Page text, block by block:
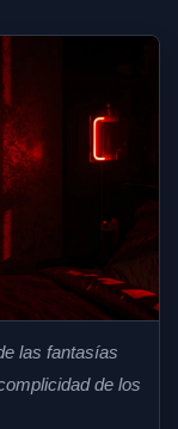
las fantasías
de los